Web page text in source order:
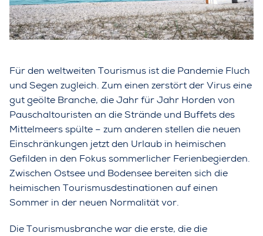
Für den weltweiten Tourismus ist die Pandemie Fluch
und Segen zugleich. Zum einen zerstört der Virus eine
gut geölte Branche, die Jahr für Jahr Horden von
Pauschaltouristen an die Strände und Buffets des
Mittelmeers spülte – zum anderen stellen die neuen
Einschränkungen jetzt den Urlaub in heimischen
Gefilden in den Fokus sommerlicher Ferienbegierden.
Zwischen Ostsee und Bodensee bereiten sich die
heimischen Tourismusdestinationen auf einen
Sommer in der neuen Normalität vor.
Die Tourismusbranche war die erste, die die